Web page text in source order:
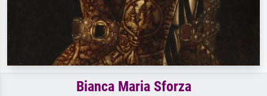
Bianca Maria Sforza